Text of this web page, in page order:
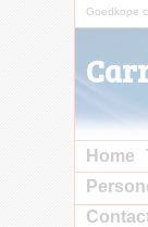
Goedkope
Home